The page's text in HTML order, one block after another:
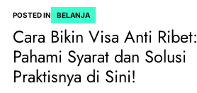
POSTED IN BELANJA
Cara Bikin Visa Anti Ribet:
Pahami Syarat dan Solusi
Praktisnya di Sini!